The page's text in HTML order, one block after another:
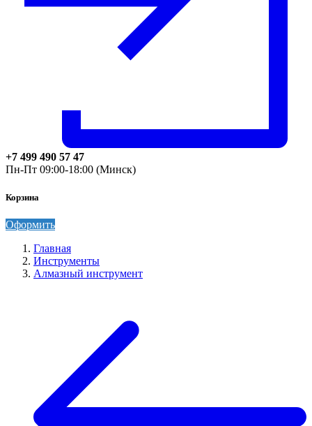
+7 499 490 57 47
Пн-Пт 09:00-18:00 (Минск)
Корзина
Оформить
Главная
Инструменты
Алмазный инструмент